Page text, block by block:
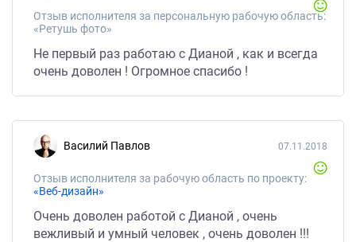
Отзыв исполнителя за персональную рабочую область:
«Ретушь фото»
Не первый раз работаю с Дианой , как и всегда
очень доволен ! Огромное спасибо !
Василий Павлов
Отзыв исполнителя за рабочую область по проекту:
«Веб-дизайн»
07.11.2018
Очень доволен работой с Дианой , очень
вежливый и умный человек , очень доволен !!!